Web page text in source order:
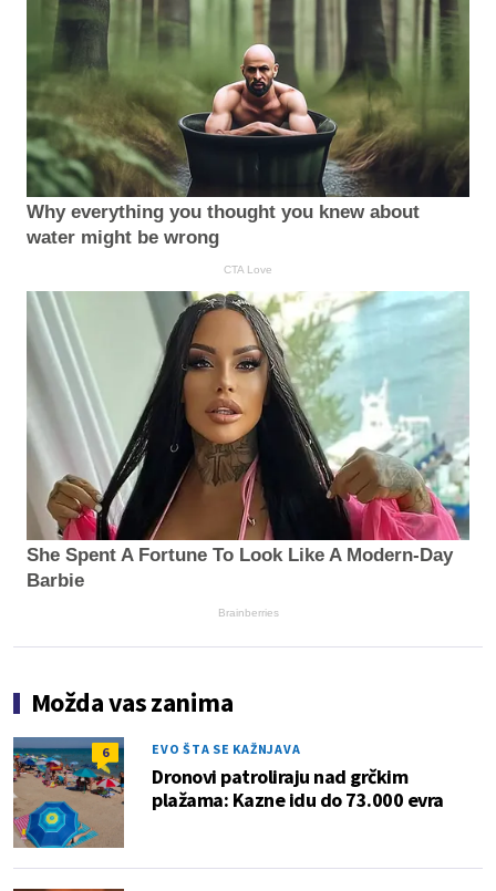
Why everything you thought you knew about
water might be wrong
CTA Love
She Spent A Fortune To Look Like A Modern-Day
Barbie
Brainberries
Možda vas zanima
6 EVO ŠTA SE KAŽNJAVA
Dronovi patroliraju nad grčkim
plažama: Kazne idu do 73.000 evra